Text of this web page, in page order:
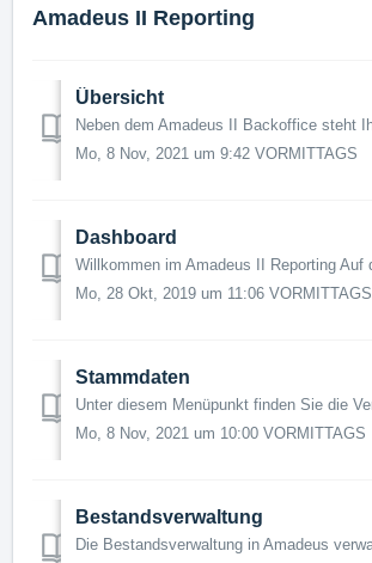
Amadeus II Reporting
Übersicht
Mo, 8 Nov, 2021 um 9:42 VORMITTAGS
Dashboard
Mo, 28 Okt, 2019 um 11:06 VORMITTAGS
Stammdaten
Mo, 8 Nov, 2021 um 10:00 VORMITTAGS
Bestandsverwaltung